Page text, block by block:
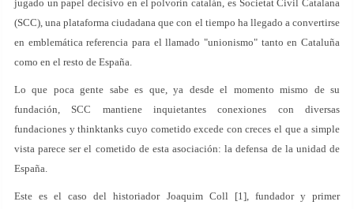
jugado un papel decisivo en el polvorín catalán, es Societat Civil Catalana
(SCC), una plataforma ciudadana que con el tiempo ha llegado a convertirse
en emblemática referencia para el llamado "unionismo" tanto en Cataluña
como en el resto de España.
Lo que poca gente sabe es que, ya desde el momento mismo de su
fundación, SCC mantiene inquietantes conexiones con diversas
fundaciones y thinktanks cuyo cometido excede con creces el que a simple
vista parece ser el cometido de esta asociación: la defensa de la unidad de
España.
Este es el caso del historiador Joaquim Coll [1], fundador y primer